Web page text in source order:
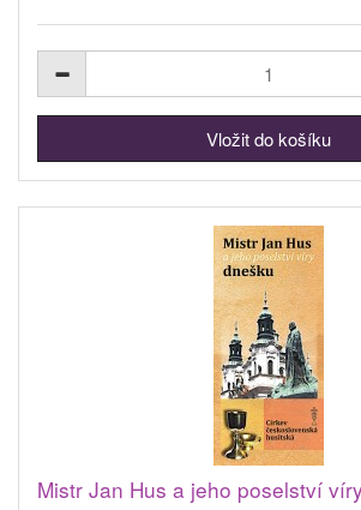
Mistr Jan Hus a jeho poselství